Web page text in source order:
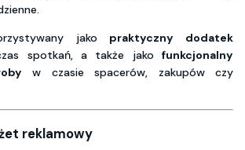
jako praktyczny dodatek
spotkań, a także jako funkcjonalny
w czasie spacerów, zakupów czy
reklamowy